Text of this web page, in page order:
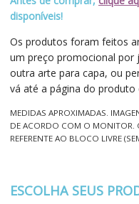
disponíveis!
Os produtos foram feitos
um preço promocional por
outra arte para capa, ou
vá até a página do
MEDIDAS APROXIMADAS.
DE ACORDO COM O MONITOR.
REFERENTE AO BLOCO LIVRE
ESCOLHA SEUS